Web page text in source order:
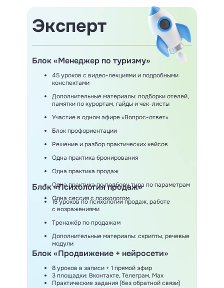
Блок «Продвижение + нейросети»
8 уроков в записи + 1 прямой эфир
3 площадки: Вконтакте, Телеграм, Мах
Практические задания (без обратной связи)
Блок «Психология продаж»
15 уроков по психологии продаж, работе
с возражениями
Тренажёр по продажам
Дополнительные материалы: скрипты, речевые
модули
Блок «Менеджер по туризму»
45 уроков с видео-лекциями и подробными
конспектами
Дополнительные материалы: подборки отелей,
памятки по курортам, гайды и чек-листы
Участие в одном эфире «Вопрос-ответ»
Блок профориентации
Решение и разбор практических кейсов
Одна практика бронирования
Одна практика продаж
Одна практика по подбору тура по параметрам
Одна сессия с психологом
Эксперт